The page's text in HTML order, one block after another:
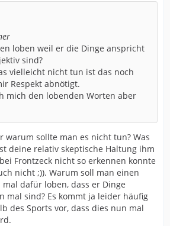
loben weil er die Dinge anspricht
sind?
vielleicht nicht tun ist das noch
Respekt abnötigt.
mich den lobenden Worten aber
warum sollte man es nicht tun? Was
deine relativ skeptische Haltung ihm
Frontzeck nicht so erkennen konnte
nicht ;)). Warum soll man einen
dafür loben, dass er Dinge
mal sind? Es kommt ja leider häufig
des Sports vor, dass dies nun mal